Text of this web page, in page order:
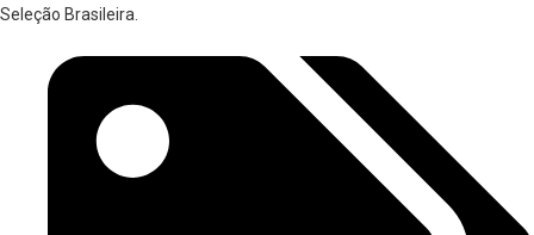
Seleção Brasileira.